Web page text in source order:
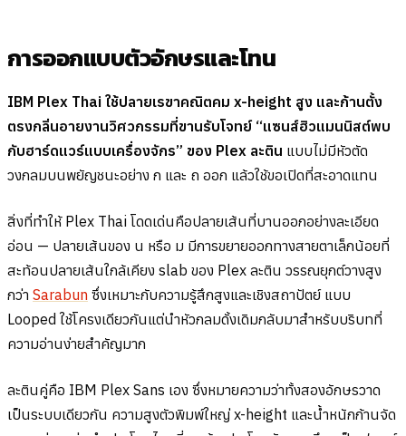
การออกแบบตัวอักษรและโทน
IBM Plex Thai ใช้ปลายเรขาคณิตคม x-height สูง และก้านตั้ง
ตรงกลิ่นอายงานวิศวกรรมที่ขานรับโจทย์ “แซนส์ฮิวแมนนิสต์พบ
กับฮาร์ดแวร์แบบเครื่องจักร” ของ Plex ละติน แบบไม่มีหัวตัด
วงกลมบนพยัญชนะอย่าง ก และ ถ ออก แล้วใช้ขอเปิดที่สะอาดแทน
สิ่งที่ทำให้ Plex Thai โดดเด่นคือปลายเส้นที่บานออกอย่างละเอียด
อ่อน — ปลายเส้นของ น หรือ ม มีการขยายออกทางสายตาเล็กน้อยที่
สะท้อนปลายเส้นใกล้เคียง slab ของ Plex ละติน วรรณยุกต์วางสูง
กว่า Sarabun ซึ่งเหมาะกับความรู้สึกสูงและเชิงสถาปัตย์ แบบ
Looped ใช้โครงเดียวกันแต่นำหัวกลมดั้งเดิมกลับมาสำหรับบริบทที่
ความอ่านง่ายสำคัญมาก
ละตินคู่คือ IBM Plex Sans เอง ซึ่งหมายความว่าทั้งสองอักษรวาด
เป็นระบบเดียวกัน ความสูงตัวพิมพ์ใหญ่ x-height และน้ำหนักก้านจัด